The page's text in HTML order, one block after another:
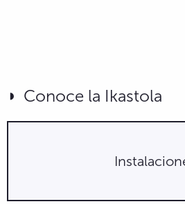
Conoce la Ikastola